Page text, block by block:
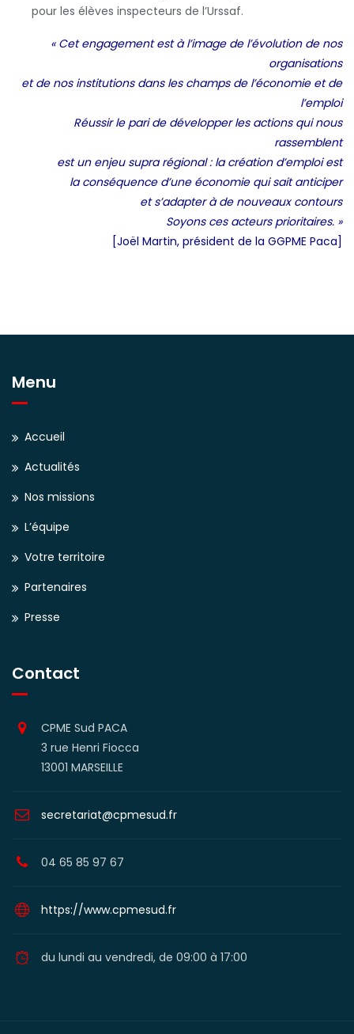
pour les élèves inspecteurs de l’Urssaf.
« Cet engagement est à l’image de l’évolution de nos
organisations
et de nos institutions dans les champs de l’économie et de
l’emploi
Réussir le pari de développer les actions qui nous
rassemblent
est un enjeu supra régional : la création d’emploi est
la conséquence d’une économie qui sait anticiper
et s’adapter à de nouveaux contours
Soyons ces acteurs prioritaires. »
[Joël Martin, président de la GGPME Paca]
Menu
Accueil
Actualités
Nos missions
L’équipe
Votre territoire
Partenaires
Presse
Contact
CPME Sud PACA
3 rue Henri Fiocca
13001 MARSEILLE
secretariat@cpmesud.fr
04 65 85 97 67
https://www.cpmesud.fr
du lundi au vendredi, de 09:00 à 17:00